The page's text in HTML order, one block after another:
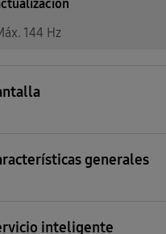
144 Hz
generales
inteligente